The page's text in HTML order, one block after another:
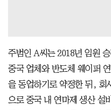
주범인 A씨는 2018년 임원
중국 업체와 반도체 웨이퍼
을 동업하기로 약정한 뒤, 회
으로 중국 내 연마제 생산 설